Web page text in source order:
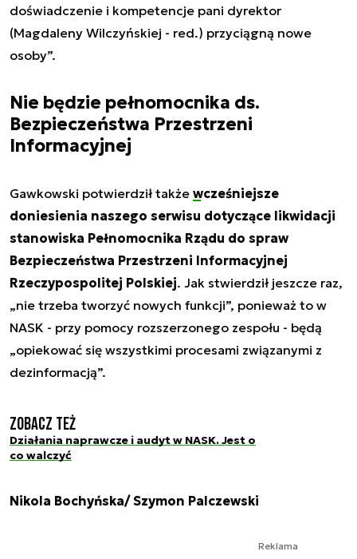
doświadczenie i kompetencje pani dyrektor
(Magdaleny Wilczyńskiej - red.) przyciągną nowe
osoby”.
Nie będzie pełnomocnika ds.
Bezpieczeństwa Przestrzeni
Informacyjnej
Gawkowski potwierdził także wcześniejsze
doniesienia naszego serwisu dotyczące likwidacji
stanowiska Pełnomocnika Rządu do spraw
Bezpieczeństwa Przestrzeni Informacyjnej
Rzeczypospolitej Polskiej. Jak stwierdził jeszcze raz,
„nie trzeba tworzyć nowych funkcji”, ponieważ to w
NASK - przy pomocy rozszerzonego zespołu - będą
„opiekować się wszystkimi procesami związanymi z
dezinformacją”.
Zobacz też
Działania naprawcze i audyt w NASK. Jest o
co walczyć
Nikola Bochyńska/ Szymon Palczewski
Reklama